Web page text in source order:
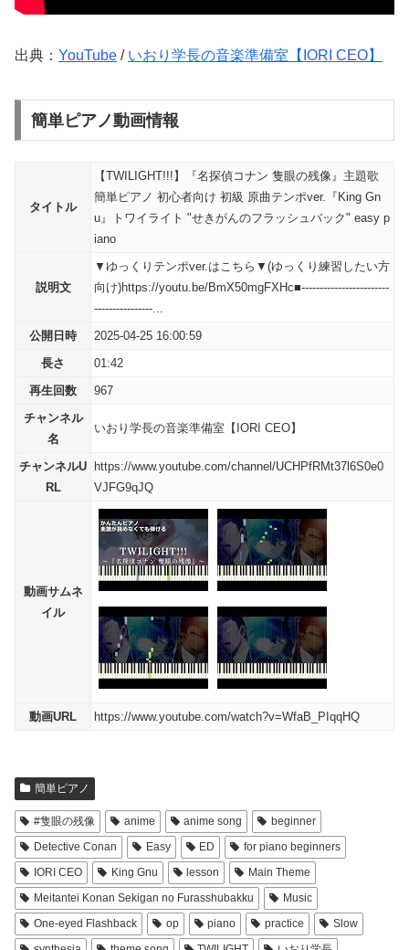
出典： YouTube / いおり学長の音楽準備室【IORI CEO】
簡単ピアノ動画情報
タイトル
【TWILIGHT!!!】『名探偵コナン 隻眼の残像』主題歌
簡単ピアノ 初心者向け 初級 原曲テンポver.『King Gn
u』トワイライト "せきがんのフラッシュバック" easy p
iano
説明文
▼ゆっくりテンポver.はこちら▼(ゆっくり練習したい方
向け)https://youtu.be/BmX50mgFXHc■------------------------
----------------...
公開日時
2025-04-25 16:00:59
長さ
01:42
再生回数
967
チャンネル
名
いおり学長の音楽準備室【IORI CEO】
チャンネルU
RL
https://www.youtube.com/channel/UCHPfRMt37l6S0e0
VJFG9qJQ
動画サムネ
イル
動画URL https://www.youtube.com/watch?v=WfaB_PIqqHQ
簡単ピアノ
#隻眼の残像 anime anime song
beginner
Detective Conan
Easy ED
for piano beginners
IORI CEO
King Gnu lesson
Main Theme
Meitantei Konan Sekigan no Furasshubakku
Music
One-eyed Flashback
op piano practice
Slow